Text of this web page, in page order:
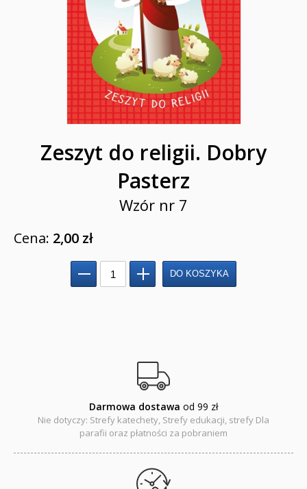
Modlitewniki
Pierwsza Komunia Święta
Biblie na I Komunię Świętą
Biblie na I Komunię Świętą z grawerem i torbą
Przygotowanie do I Komunii Świętej (katecheza
Poradniki katolickie
Pamiątki
Teologia
Zeszyt do religii. Dobry
Pasterz
Wzór nr 7
Cena: 2,00 zł
Darmowa dostawa od 99 zł
Nie dotyczy: Strefy katechety, Strefy edukacji, strefy Dla
parafii oraz płatności za pobraniem